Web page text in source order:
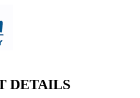
DETAILS